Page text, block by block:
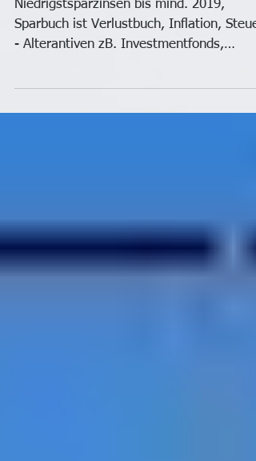
mind. 2019
Niedrigstsparzinsen bis mind. 2019,
- Alterantiven zB. Investmentfonds,